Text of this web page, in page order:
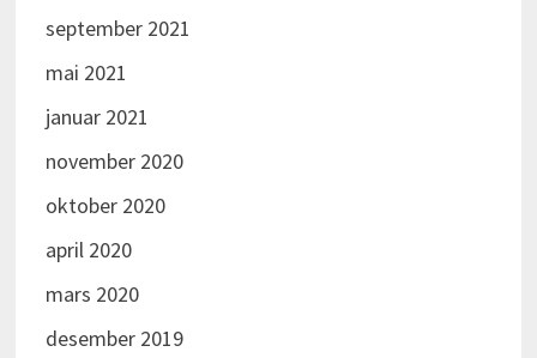
september 2021
mai 2021
januar 2021
november 2020
oktober 2020
april 2020
mars 2020
desember 2019